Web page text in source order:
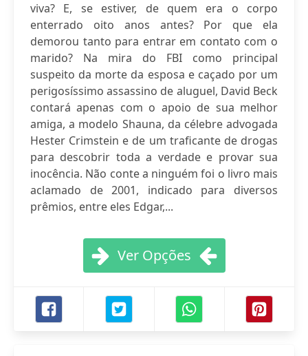
viva? E, se estiver, de quem era o corpo
enterrado oito anos antes? Por que ela
demorou tanto para entrar em contato com o
marido? Na mira do FBI como principal
suspeito da morte da esposa e caçado por um
perigosíssimo assassino de aluguel, David Beck
contará apenas com o apoio de sua melhor
amiga, a modelo Shauna, da célebre advogada
Hester Crimstein e de um traficante de drogas
para descobrir toda a verdade e provar sua
inocência. Não conte a ninguém foi o livro mais
aclamado de 2001, indicado para diversos
prêmios, entre eles Edgar,...
Ver Opções